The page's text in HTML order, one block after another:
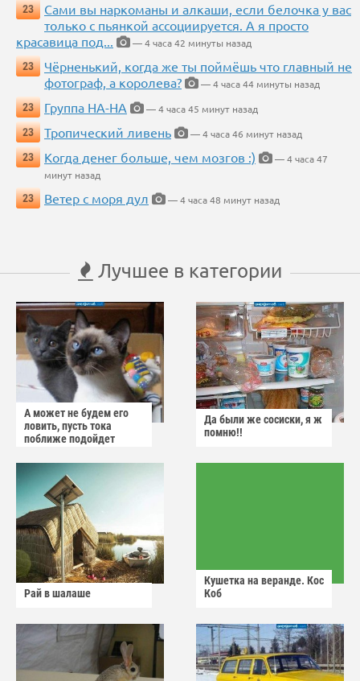
23
Сами вы наркоманы и алкаши, если белочка у вас
только с пьянкой ассоциируется. А я просто
красавица под...
— 4 часа 42 минуты назад
23
Чёрненький, когда же ты поймёшь что главный не
фотограф, а королева?
— 4 часа 44 минуты назад
23
Группа НА-НА
— 4 часа 45 минут назад
23
Тропический ливень
— 4 часа 46 минут назад
23
Когда денег больше, чем мозгов :)
— 4 часа 47
минут назад
23
Ветер с моря дул — 4 часа 48 минут назад
Лучшее в категории
А может не будем его
ловить, пусть тока
поближе подойдет
Да были же сосиски, я ж
помню!!
Рай в шалаше
Кушетка на веранде. Кос
Коб